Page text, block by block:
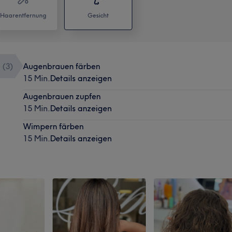
Haarentfernung Gesicht
(3)
Augenbrauen färben
15 Min.Details anzeigen
Augenbrauen zupfen
15 Min.Details anzeigen
Wimpern färben
15 Min.Details anzeigen